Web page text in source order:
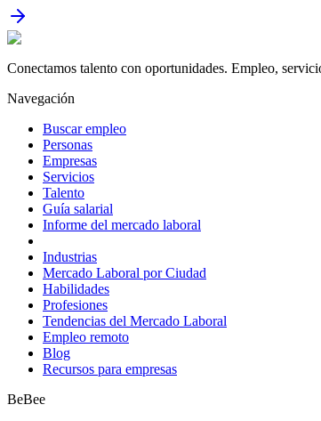
Conectamos talento con oportunidades. Empleo,
Navegación
Buscar empleo
Personas
Empresas
Servicios
Talento
Guía salarial
Informe del mercado laboral
Industrias
Mercado Laboral por Ciudad
Habilidades
Profesiones
Tendencias del Mercado Laboral
Empleo remoto
Blog
Recursos para empresas
BeBee